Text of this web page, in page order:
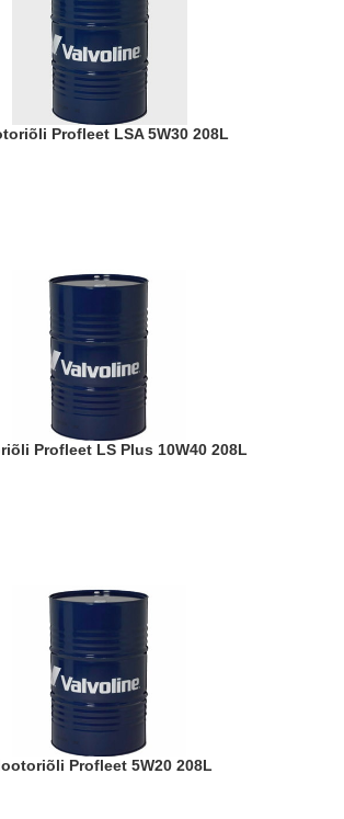
Profleet LSA 5W30 208L
Profleet LS Plus 10W40 208L
Mootoriõli Profleet 5W20 208L